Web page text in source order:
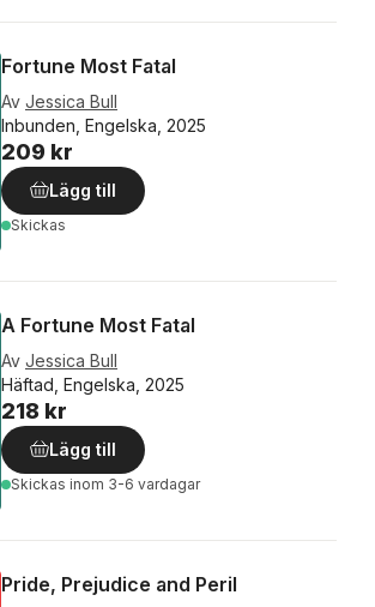
Fortune Most Fatal
Av Jessica Bull
Inbunden, Engelska, 2025
209 kr
Lägg till
Skickas
A Fortune Most Fatal
Av Jessica Bull
Häftad, Engelska, 2025
218 kr
Lägg till
Skickas inom 3-6 vardagar
Pride, Prejudice and Peril